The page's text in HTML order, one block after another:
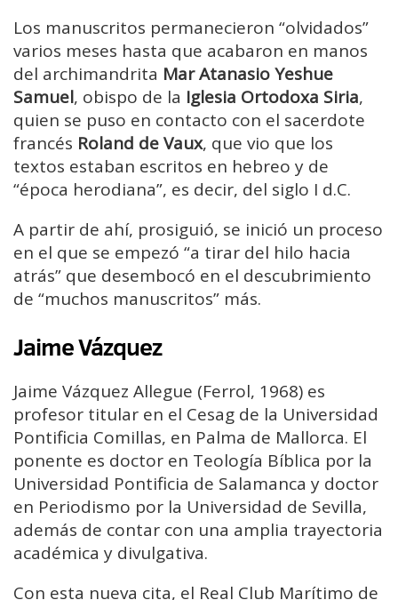
Los manuscritos permanecieron “olvidados”
varios meses hasta que acabaron en manos
del archimandrita Mar Atanasio Yeshue
Samuel, obispo de la Iglesia Ortodoxa Siria,
quien se puso en contacto con el sacerdote
francés Roland de Vaux, que vio que los
textos estaban escritos en hebreo y de
“época herodiana”, es decir, del siglo I d.C.
A partir de ahí, prosiguió, se inició un proceso
en el que se empezó “a tirar del hilo hacia
atrás” que desembocó en el descubrimiento
de “muchos manuscritos” más.
Jaime Vázquez
Jaime Vázquez Allegue (Ferrol, 1968) es
profesor titular en el Cesag de la Universidad
Pontificia Comillas, en Palma de Mallorca. El
ponente es doctor en Teología Bíblica por la
Universidad Pontificia de Salamanca y doctor
en Periodismo por la Universidad de Sevilla,
además de contar con una amplia trayectoria
académica y divulgativa.
Con esta nueva cita, el Real Club Marítimo de